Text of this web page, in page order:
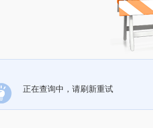
正在查询中，请刷新重试